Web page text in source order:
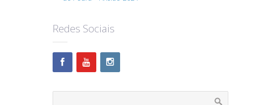
Redes Sociais